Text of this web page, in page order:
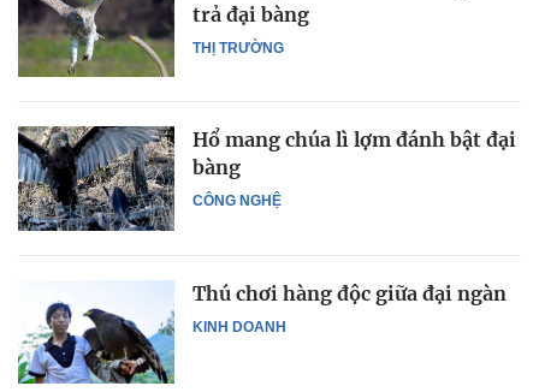
THỊ TRƯỜNG
trả đại bàng
CÔNG NGHỆ
Hổ mang chúa lì lợm đánh bật đại
bàng
KINH DOANH
Thú chơi hàng độc giữa đại ngàn